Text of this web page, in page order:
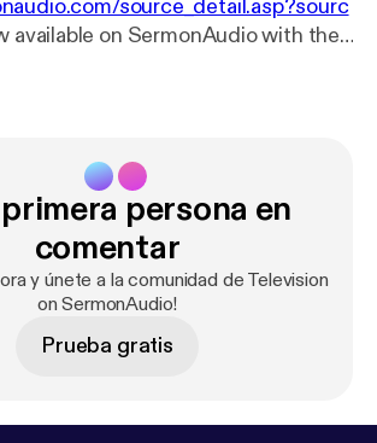
source_detail.asp?sourc
available on SermonAudio with the
Speaker: Glenn
persona en
comentar
y únete a la comunidad de Television
on SermonAudio!
Prueba gratis